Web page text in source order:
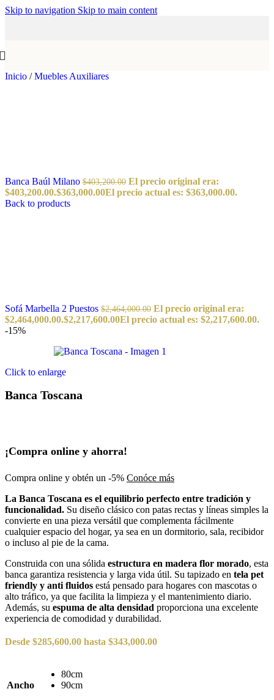
Skip to navigation Skip to main content
Inicio / Muebles Auxiliares
Banca Baúl Milano $403,200.00 El precio original era:
$403,200.00.$363,000.00El precio actual es: $363,000.00.
Back to products
Sofá Marbella 2 Puestos $2,464,000.00 El precio original era:
$2,464,000.00.$2,217,600.00El precio actual es: $2,217,600.00.
-15%
Click to enlarge
Banca Toscana
¡Compra online y ahorra!
Compra online y obtén un -5% Conóce más
La Banca Toscana es el equilibrio perfecto entre tradición y
funcionalidad. Su diseño clásico con patas rectas y líneas simples la
convierte en una pieza versátil que complementa fácilmente
cualquier espacio del hogar, ya sea en un dormitorio, sala, recibidor
o incluso al pie de la cama.
Construida con una sólida estructura en madera flor morado, esta
banca garantiza resistencia y larga vida útil. Su tapizado en tela pet
friendly y anti fluidos está pensado para hogares con mascotas o
alto tráfico, ya que facilita la limpieza y el mantenimiento diario.
Además, su espuma de alta densidad proporciona una excelente
experiencia de comodidad y durabilidad.
Desde $285,600.00 hasta $343,000.00
Ancho
80cm
90cm